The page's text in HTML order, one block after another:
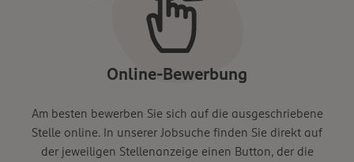
Online-Bewerbung
Am besten bewerben Sie sich auf die ausgeschriebene
Stelle online. In unserer Jobsuche finden Sie direkt auf
der jeweiligen Stellenanzeige einen Button, der die